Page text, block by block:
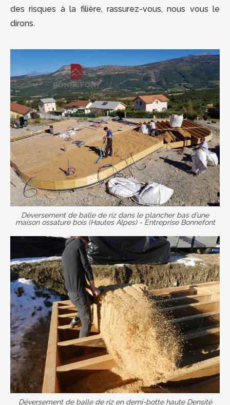
des risques à la filière, rassurez-vous, nous vous le
dirons.
Déversement de balle de riz dans le plancher bas d’une
maison ossature bois (Hautes Alpes) - Entreprise Bonnefont
Déversement de balle de riz en demi-botte haute Densité